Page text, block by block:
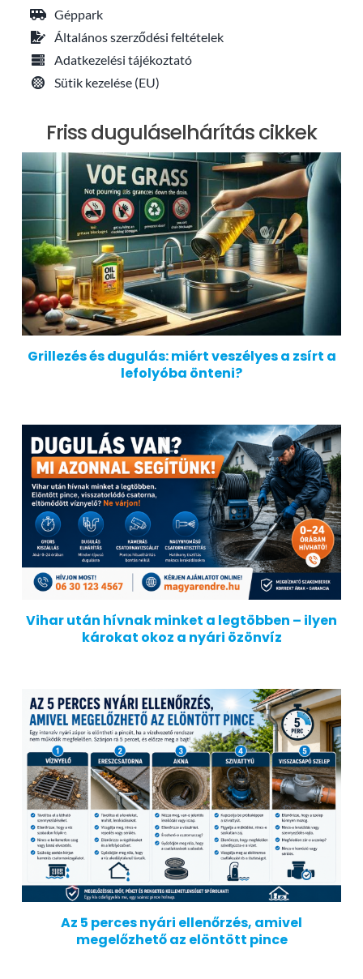
Géppark
Általános szerződési feltételek
Adatkezelési tájékoztató
Sütik kezelése (EU)
Friss duguláselhárítás cikkek
Grillezés és dugulás: miért veszélyes a zsírt a
lefolyóba önteni?
Vihar után hívnak minket a legtöbben – ilyen
károkat okoz a nyári özönvíz
Az 5 perces nyári ellenőrzés, amivel
megelőzhető az elöntött pince